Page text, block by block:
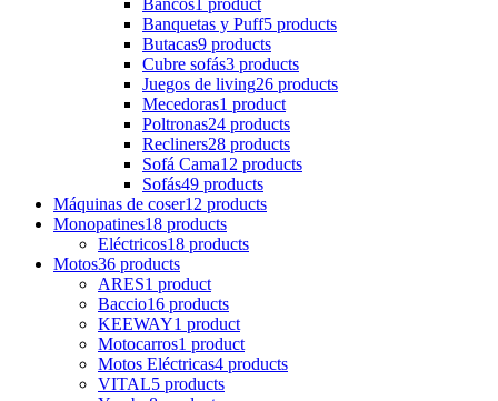
Banquetas y Puff5 products
Butacas9 products
Cubre sofás3 products
Juegos de living26 products
Mecedoras1 product
Poltronas24 products
Recliners28 products
Sofá Cama12 products
Sofás49 products
Máquinas de coser12 products
Monopatines18 products
Eléctricos18 products
Motos36 products
ARES1 product
Baccio16 products
KEEWAY1 product
Motocarros1 product
Motos Eléctricas4 products
VITAL5 products